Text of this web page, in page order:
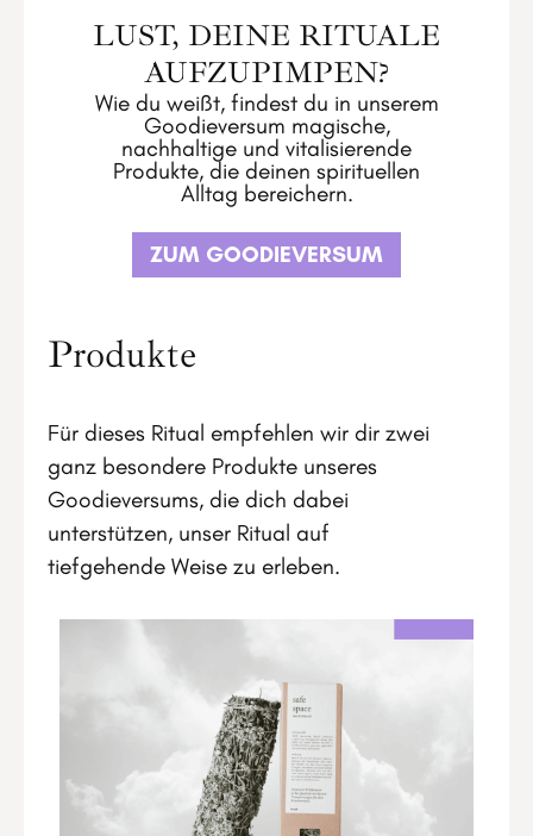
LUST, DEINE RITUALE
AUFZUPIMPEN?
Wie du weißt, findest du in unserem
Goodieversum magische,
nachhaltige und vitalisierende
Produkte, die deinen spirituellen
Alltag bereichern.
ZUM GOODIEVERSUM
Produkte
Für dieses Ritual empfehlen wir dir zwei
ganz besondere Produkte unseres
Goodieversums, die dich dabei
unterstützen, unser Ritual auf
tiefgehende Weise zu erleben.